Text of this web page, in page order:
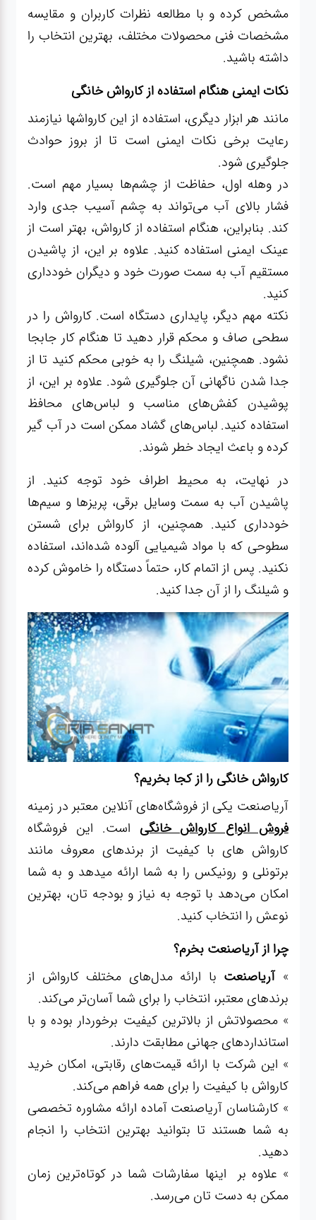
مشخص کرده و با مطالعه نظرات کاربران و مقایسه
مشخصات فنی محصولات مختلف، بهترین انتخاب را
داشته باشید.
نکات ایمنی هنگام استفاده از کارواش خانگی
مانند هر ابزار دیگری، استفاده از این کارواشها نیازمند
رعایت برخی نکات ایمنی است تا از بروز حوادث
جلوگیری شود.
در وهله اول، حفاظت از چشم‌ها بسیار مهم است.
فشار بالای آب می‌تواند به چشم آسیب جدی وارد
کند. بنابراین، هنگام استفاده از کارواش، بهتر است از
عینک ایمنی استفاده کنید. علاوه بر این، از پاشیدن
مستقیم آب به سمت صورت خود و دیگران خودداری
کنید.
نکته مهم دیگر، پایداری دستگاه است. کارواش را در
سطحی صاف و محکم قرار دهید تا هنگام کار جابجا
نشود. همچنین، شیلنگ را به خوبی محکم کنید تا از
جدا شدن ناگهانی آن جلوگیری شود. علاوه بر این، از
پوشیدن کفش‌های مناسب و لباس‌های محافظ
استفاده کنید. لباس‌های گشاد ممکن است در آب گیر
کرده و باعث ایجاد خطر شوند.
در نهایت، به محیط اطراف خود توجه کنید. از
پاشیدن آب به سمت وسایل برقی، پریزها و سیم‌ها
خودداری کنید. همچنین، از کارواش برای شستن
سطوحی که با مواد شیمیایی آلوده شده‌اند، استفاده
نکنید. پس از اتمام کار، حتماً دستگاه را خاموش کرده
و شیلنگ را از آن جدا کنید.
کارواش خانگی را از کجا بخریم؟
آریاصنعت یکی از فروشگاه‌های آنلاین معتبر در زمینه
فروش انواع کارواش خانگی است. این فروشگاه
کارواش های با کیفیت از برندهای معروف مانند
برتونلی و رونیکس را به شما ارائه میدهد و به شما
امکان می‌دهد با توجه به نیاز و بودجه تان، بهترین
نوعش را انتخاب کنید.
چرا از آریاصنعت بخرم؟
»آریاصنعت با ارائه مدل‌های مختلف کارواش از
برندهای معتبر، انتخاب را برای شما آسان‌تر می‌کند.
» محصولاتش از بالاترین کیفیت برخوردار بوده و با
استانداردهای جهانی مطابقت دارند.
» این شرکت با ارائه قیمت‌های رقابتی، امکان خرید
کارواش با کیفیت را برای همه فراهم می‌کند.
» کارشناسان آریاصنعت آماده ارائه مشاوره تخصصی
به شما هستند تا بتوانید بهترین انتخاب را انجام
دهید.
» علاوه بر اینها سفارشات شما در کوتاه‌ترین زمان
ممکن به دست تان می‌رسد.